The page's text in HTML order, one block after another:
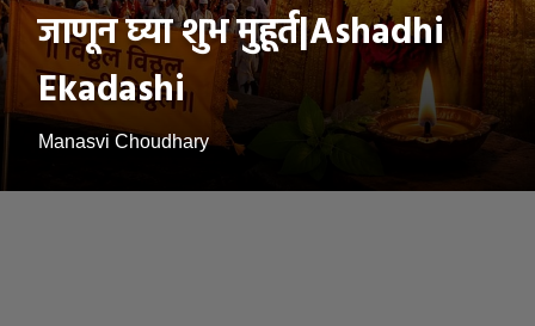
जाणून घ्या शुभ मुहूर्त|Ashadhi
Ekadashi
Manasvi Choudhary